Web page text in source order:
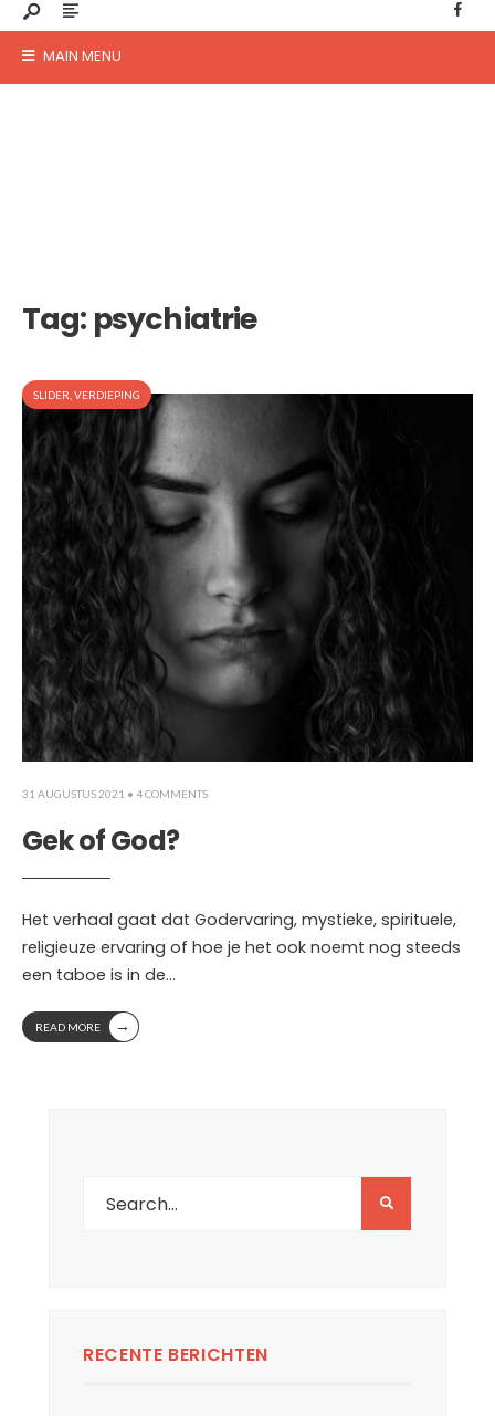
MAIN MENU
Tag: psychiatrie
SLIDER VERDIEPING
31 AUGUSTUS 2021 • 4 COMMENTS
Gek of God?
Het verhaal gaat dat Godervaring, mystieke, spirituele,
religieuze ervaring of hoe je het ook noemt nog steeds
een taboe is in de...
READ MORE →
RECENTE BERICHTEN